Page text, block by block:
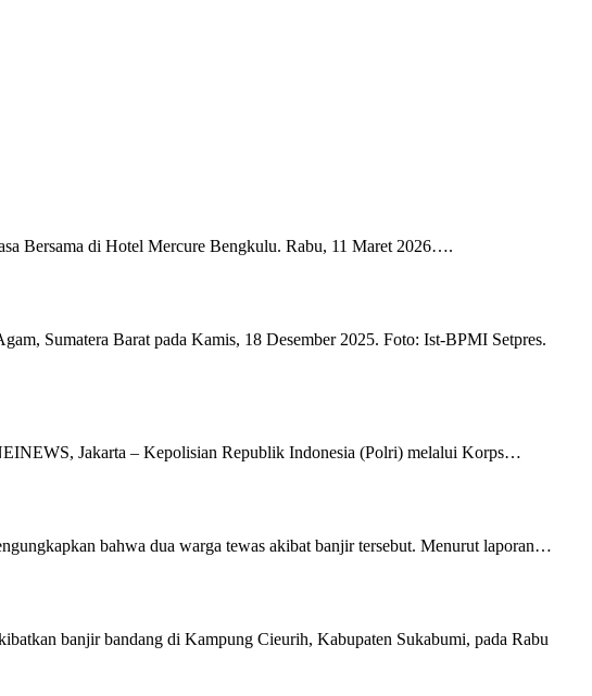
Bersama di Hotel Mercure Bengkulu. Rabu, 11 Maret 2026….
Sumatera Barat pada Kamis, 18 Desember 2025. Foto: Ist-BPMI Setpres.
Jakarta – Kepolisian Republik Indonesia (Polri) melalui Korps…
bahwa dua warga tewas akibat banjir tersebut. Menurut laporan…
banjir bandang di Kampung Cieurih, Kabupaten Sukabumi, pada Rabu